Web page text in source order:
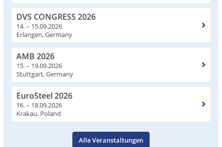
DVS CONGRESS 2026
14. – 15.09.2026
Erlangen, Germany
AMB 2026
15. – 19.09.2026
Stuttgart, Germany
EuroSteel 2026
16. – 18.09.2026
Krakau, Poland
Alle Veranstaltungen